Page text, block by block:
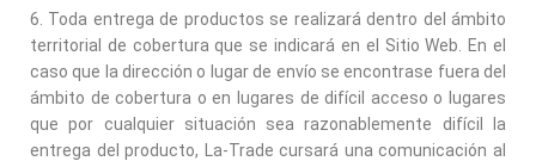
6. Toda entrega de productos se realizará dentro del ámbito
territorial de cobertura que se indicará en el Sitio Web. En el
caso que la dirección o lugar de envío se encontrase fuera del
ámbito de cobertura o en lugares de difícil acceso o lugares
que por cualquier situación sea razonablemente difícil la
entrega del producto, La-Trade cursará una comunicación al